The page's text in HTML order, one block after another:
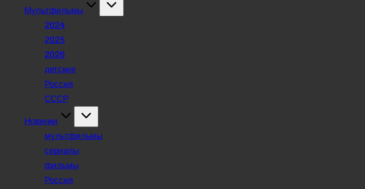
Мультфильмы
2024
2025
2026
детские
Россия
СССР
Новинки
мультфильмы
сериалы
фильмы
Россия